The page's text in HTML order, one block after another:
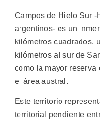
Campos de Hielo Sur
argentinos- es un
kilómetros cuadrados,
kilómetros al sur de
como la mayor reserva
el área austral.
Este territorio
territorial pendiente